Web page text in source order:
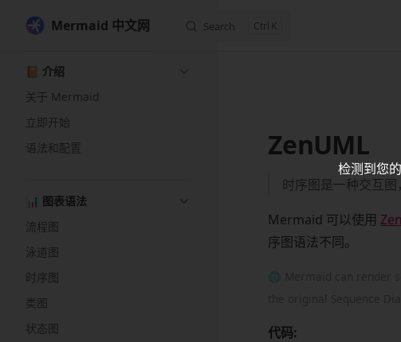
Skip to content
Mermaid 中文网 Search K
📔 介绍
关于 Mermaid
立即开始
语法和配置
📊 图表语法
流程图
泳道图
时序图
类图
状态图
ZenUML
时序图是一种交互
Mermaid 可以使用
序图语法不同。
🌐 Mermaid can render
代码:
检测到您